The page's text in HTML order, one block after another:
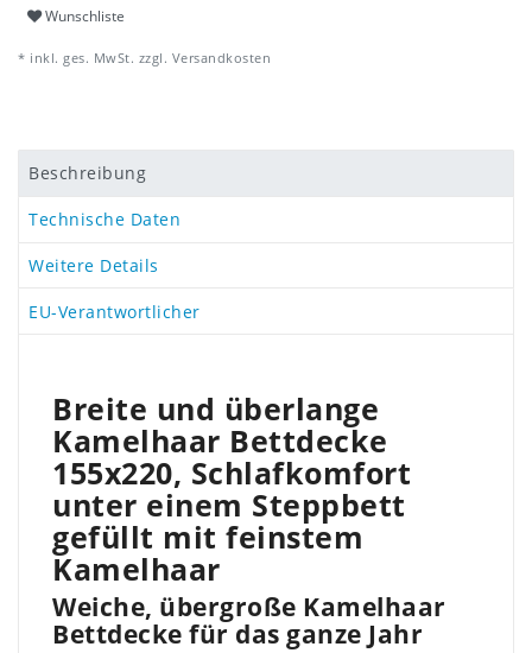
Wunschliste
* inkl. ges. MwSt. zzgl. Versandkosten
Beschreibung
Technische Daten
Weitere Details
EU-Verantwortlicher
Breite und überlange
Kamelhaar Bettdecke
155x220, Schlafkomfort
unter einem Steppbett
gefüllt mit feinstem
Kamelhaar
Weiche, übergroße Kamelhaar
Bettdecke für das ganze Jahr